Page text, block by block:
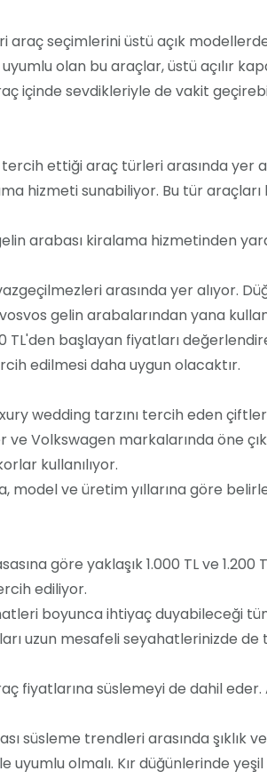
araç seçimlerini üstü açık
olan bu araçlar, üstü açılır
içinde sevdikleriyle de vakit
ettiği araç türleri arasında yer
hizmeti sunabiliyor. Bu tür
arabası kiralama hizmetinden
arasında yer alıyor.
gelin arabalarından yana
başlayan fiyatları
edilmesi daha uygun olacaktır.
wedding tarzını tercih eden
Volkswagen markalarında öne
kullanılıyor.
model ve üretim yıllarına göre
göre yaklaşık 1.000 TL ve
ediliyor.
boyunca ihtiyaç duyabileceği
uzun mesafeli seyahatlerinizde de
fiyatlarına süslemeyi de dahil
süsleme trendleri arasında şıklık
uyumlu olmalı. Kır düğünlerinde